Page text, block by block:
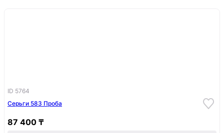
ID 5764
Серьги 583 Проба
87 400 ₸